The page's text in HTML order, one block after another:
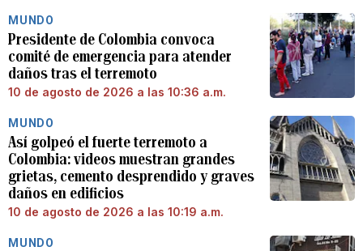
MUNDO
Presidente de Colombia convoca
comité de emergencia para atender
daños tras el terremoto
10 de agosto de 2026 a las 10:36 a.m.
MUNDO
Así golpeó el fuerte terremoto a
Colombia: videos muestran grandes
grietas, cemento desprendido y graves
daños en edificios
10 de agosto de 2026 a las 10:19 a.m.
MUNDO